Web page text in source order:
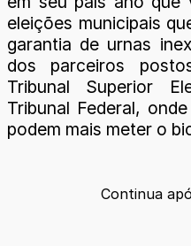
eleições municipais
garantia de urnas
dos parceiros
Tribunal Superior
Tribunal Federal,
podem mais meter o
Continua